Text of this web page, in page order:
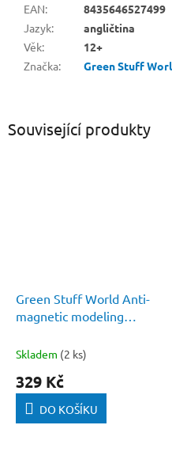
Související produkty
Green Stuff World Anti-
magnetic modeling
Skladem (2 ks)
329 Kč
DO KOŠÍKU
EAN:
8435646527499
Jazyk:
angličtina
Věk:
12+
Značka: Green Stuff